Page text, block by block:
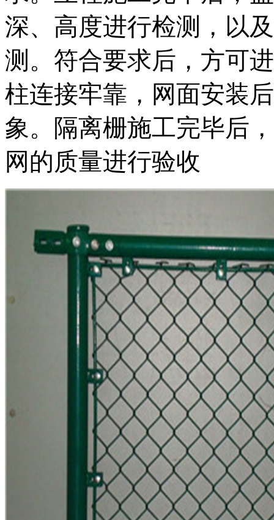
深、高度进行检测，以
测。符合要求后，方可
柱连接牢靠，网面安装
象。隔离栅施工完毕后
网的质量进行验收